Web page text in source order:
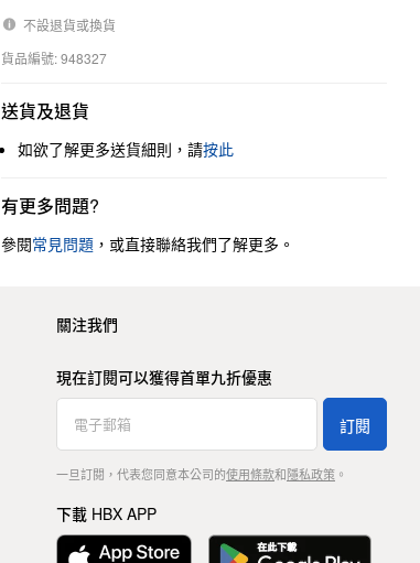
不設退貨或換貨
貨品編號: 948327
送貨及退貨
如欲了解更多送貨細則，請按此
有更多問題?
參閱常見問題 ，或直接聯絡我們了解更多。
關注我們
現在訂閱可以獲得首單九折優惠
訂閱
一旦訂閱，代表您同意本公司的使用條款和隱私政策。
下載 HBX APP